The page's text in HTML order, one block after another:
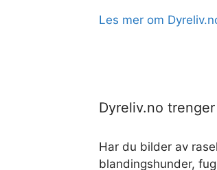
Les mer om
Dyreliv.no
Har du bilder av
blandingshunder,